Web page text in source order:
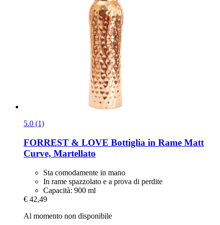
5.0 (1)
FORREST & LOVE Bottiglia in Rame Matt
Curve, Martellato
Sta comodamente in mano
In rame spazzolato e a prova di perdite
Capacità: 900 ml
€ 42,49
Al momento non disponibile